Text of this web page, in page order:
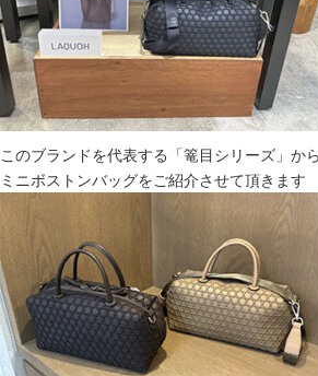
このブランドを代表する「篭目シリーズ」か
ミニボストンバッグをご紹介させて頂きます